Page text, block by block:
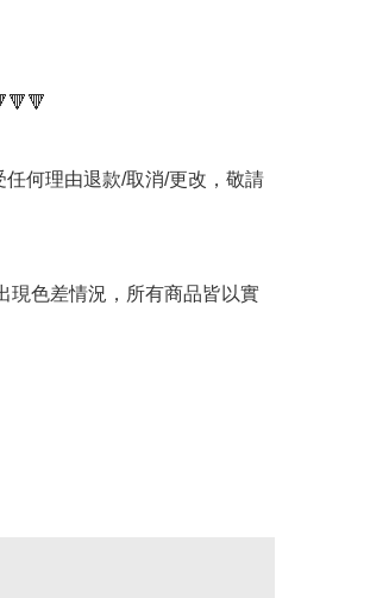
何理由退款/取消/更改，敬請
現色差情況，所有商品皆以實